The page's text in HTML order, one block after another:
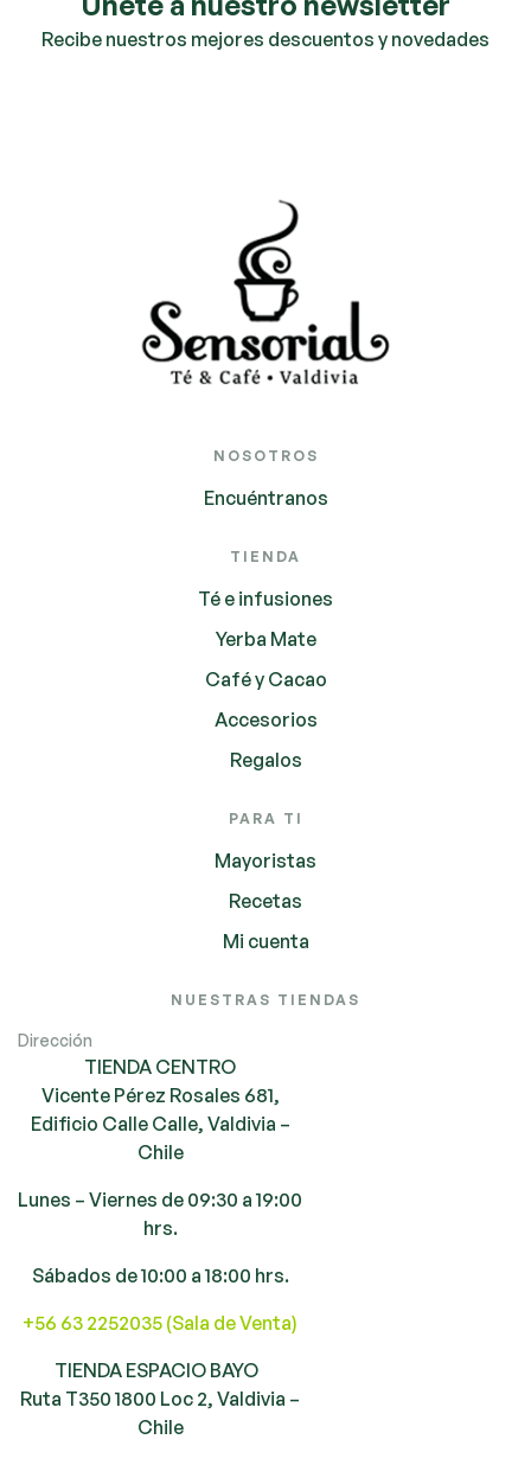
Recibe nuestros mejores descuentos y novedades
NOSOTROS
Encuéntranos
TIENDA
Té e infusiones
Yerba Mate
Café y Cacao
Accesorios
Regalos
PARA TI
Mayoristas
Recetas
Mi cuenta
NUESTRAS TIENDAS
Dirección
TIENDA CENTRO
Vicente Pérez Rosales 681,
Edificio Calle Calle, Valdivia –
Chile
Lunes – Viernes de 09:30 a 19:00
hrs.
Sábados de 10:00 a 18:00 hrs.
+56 63 2252035 (Sala de Venta)
TIENDA ESPACIO BAYO
Ruta T350 1800 Loc 2, Valdivia –
Chile